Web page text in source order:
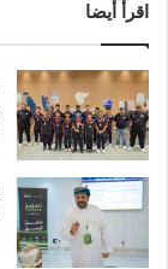
اقرأ أيضا